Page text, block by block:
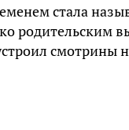
стала
родительским
смотрины